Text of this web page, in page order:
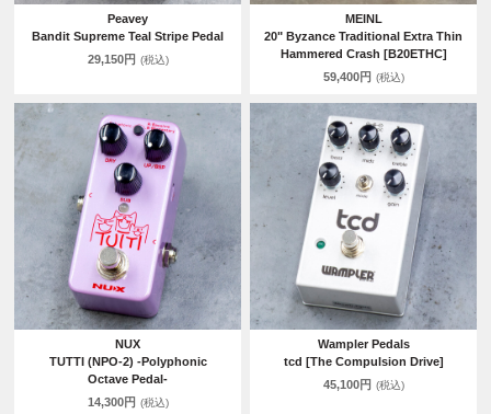
Peavey
Bandit Supreme Teal Stripe Pedal
29,150円 (税込)
MEINL
20" Byzance Traditional Extra Thin
Hammered Crash [B20ETHC]
59,400円 (税込)
NUX
TUTTI (NPO-2) -Polyphonic
Octave Pedal-
14,300円 (税込)
Wampler Pedals
tcd [The Compulsion Drive]
45,100円 (税込)